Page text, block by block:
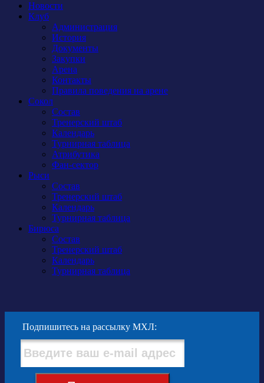
Новости
Клуб
Администрация
История
Документы
Закупки
Арена
Контакты
Правила поведения на арене
Сокол
Состав
Тренерский штаб
Календарь
Турнирная таблица
Атрибутика
Фан-сектор
Рыси
Состав
Тренерский штаб
Календарь
Турнирная таблица
Бирюса
Состав
Тренерский штаб
Календарь
Турнирная таблица
Подпишитесь на рассылку МХЛ: